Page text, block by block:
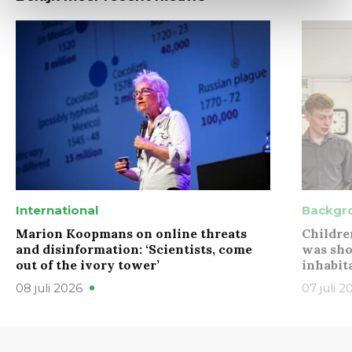
International
Marion Koopmans on online threats
and disinformation: ‘Scientists, come
out of the ivory tower’
08 juli 2026
was
07 juli